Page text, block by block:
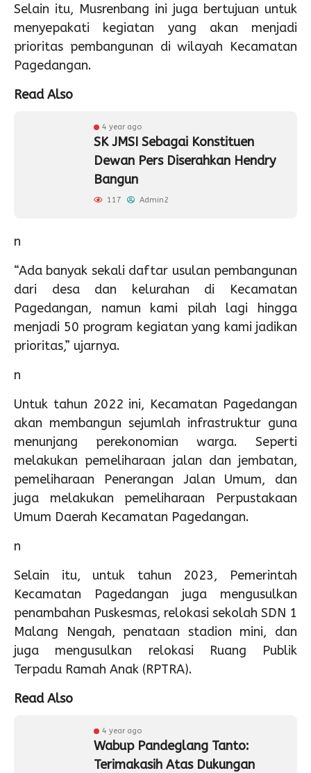
Selain itu, Musrenbang ini juga bertujuan untuk
menyepakati kegiatan yang akan menjadi
prioritas pembangunan di wilayah Kecamatan
Pagedangan.
Read Also
4 year ago
SK JMSI Sebagai Konstituen
Dewan Pers Diserahkan Hendry
Bangun
117 Admin2
n
“Ada banyak sekali daftar usulan pembangunan
dari desa dan kelurahan di Kecamatan
Pagedangan, namun kami pilah lagi hingga
menjadi 50 program kegiatan yang kami jadikan
prioritas,” ujarnya.
n
Untuk tahun 2022 ini, Kecamatan Pagedangan
akan membangun sejumlah infrastruktur guna
menunjang perekonomian warga. Seperti
melakukan pemeliharaan jalan dan jembatan,
pemeliharaan Penerangan Jalan Umum, dan
juga melakukan pemeliharaan Perpustakaan
Umum Daerah Kecamatan Pagedangan.
n
Selain itu, untuk tahun 2023, Pemerintah
Kecamatan Pagedangan juga mengusulkan
penambahan Puskesmas, relokasi sekolah SDN 1
Malang Nengah, penataan stadion mini, dan
juga mengusulkan relokasi Ruang Publik
Terpadu Ramah Anak (RPTRA).
Read Also
4 year ago
Wabup Pandeglang Tanto:
Terimakasih Atas Dukungan